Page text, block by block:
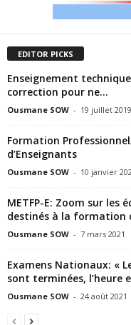
EDITOR PICKS
Enseignement
correction pour ne...
Ousmane SOW - 19 juillet 2019
Formation
d’Enseignants
Ousmane SOW - 10 janvier
METFP-E: Zoom sur les
destinés à la formation
Ousmane SOW - 7 mars 2021
Examens Nationaux: «
sont terminées, l’heure
Ousmane SOW - 24 août 2021